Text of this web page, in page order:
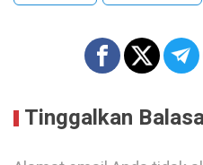
Tinggalkan